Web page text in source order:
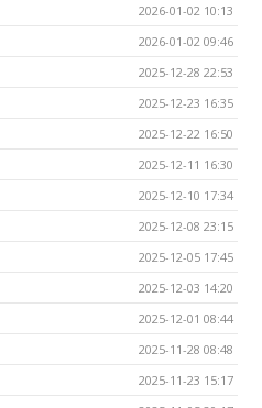
2026-01-02 10:13
2026-01-02 09:46
2025-12-28 22:53
2025-12-23 16:35
2025-12-22 16:50
2025-12-11 16:30
2025-12-10 17:34
2025-12-08 23:15
2025-12-05 17:45
2025-12-03 14:20
2025-12-01 08:44
2025-11-28 08:48
2025-11-23 15:17